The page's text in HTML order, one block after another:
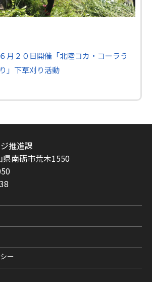
月２０日開催「北陸コカ・コーラう
」下草刈り活動
推進課
南砺市荒木1550
ー